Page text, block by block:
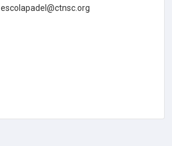
escolapadel@ctnsc.org